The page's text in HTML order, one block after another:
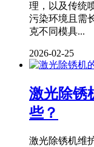
理，以及传统
污染环境且需
克不同模具...
2026-02-25
激光除锈
些？
激光除锈机维